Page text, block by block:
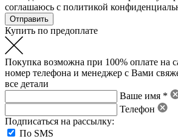
соглашаюсь с политикой
Купить по предоплате
Покупка возможна при 100% оплате на
номер телефона и менеджер с Вами
все детали
Ваше имя *
Телефон
Подписаться на рассылку:
По SMS